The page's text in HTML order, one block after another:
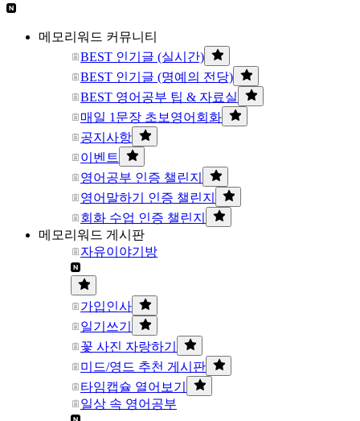
메모리워드 커뮤니티
BEST 인기글 (실시간)
BEST 인기글 (명예의 전당)
BEST 영어공부 팁 & 자료실
매일 1문장 초보영어회화
공지사항
이벤트
영어공부 인증 챌린지
영어말하기 인증 챌린지
회화 수업 인증 챌린지
메모리워드 게시판
자유이야기방
가입인사
일기쓰기
꽃 사진 자랑하기
미드/영드 추천 게시판
타임캡슐 열어보기
일상 속 영어공부